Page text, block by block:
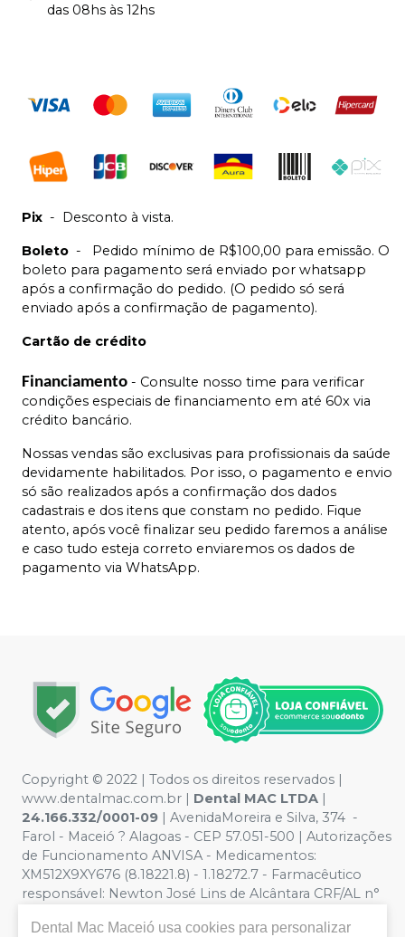
das 08hs às 12hs
Pix - Desconto à vista.
Boleto -
Pedido mínimo de R$100,00 para emissão. O
boleto para pagamento será enviado por whatsapp
após a confirmação do pedido. (O pedido só será
enviado após a confirmação de pagamento).
Cartão de crédito
Financiamento - Consulte nosso time para verificar
condições especiais de financiamento em até 60x via
crédito bancário.
Nossas vendas são exclusivas para profissionais da saúde
devidamente habilitados. Por isso, o pagamento e envio
só são realizados após a confirmação dos dados
cadastrais e dos itens que constam no pedido. Fique
atento, após você finalizar seu pedido faremos a análise
e caso tudo esteja correto enviaremos os dados de
pagamento via WhatsApp.
Copyright © 2022 | Todos os direitos reservados |
www.dentalmac.com.br | Dental MAC LTDA |
24.166.332/0001-09 | AvenidaMoreira e Silva, 374 -
Farol - Maceió ? Alagoas - CEP 57.051-500 | Autorizações
de Funcionamento ANVISA - Medicamentos:
XM512X9XY676 (8.18221.8) - 1.18272.7 - Farmacêutico
responsável: Newton José Lins de Alcântara CRF/AL n°
meramente ilustrativas - Os preços e condições da loja
Dental Mac Maceió usa cookies para personalizar